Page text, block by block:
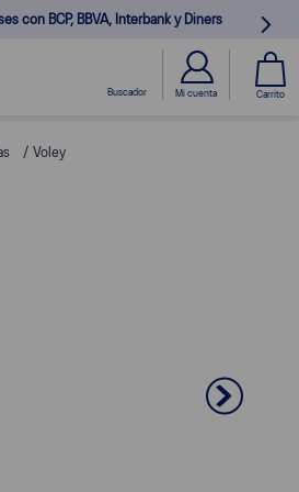
con BCP, BBVA, Interbank y Diners
Voley